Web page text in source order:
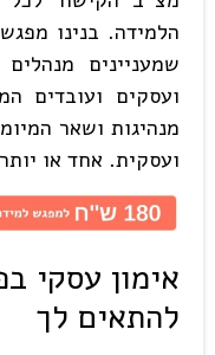
הלמידה. בנינו
שמעניינים
ועסקים ועובדים
מנהיגות ושאר
ועסקית. אחד או
להתאים לך